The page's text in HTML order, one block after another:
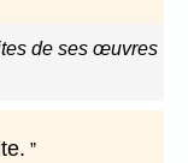
de ses œuvres